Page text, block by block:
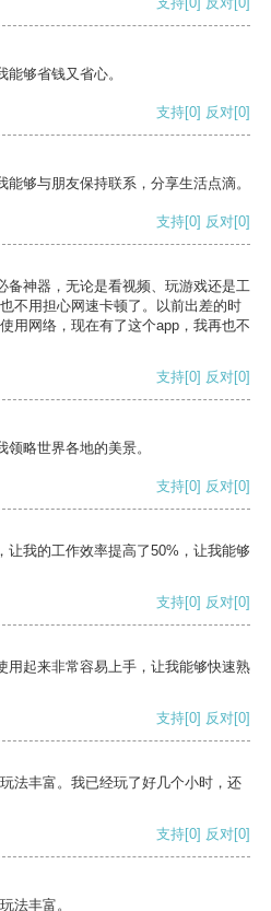
够省钱又省心。
支持[0] 反对[0]
够与朋友保持联系，分享生活点滴。
支持[0] 反对[0]
备神器，无论是看视频、玩游戏还是工
不用担心网速卡顿了。以前出差的时
用网络，现在有了这个app，我再也不
支持[0] 反对[0]
略世界各地的美景。
支持[0] 反对[0]
让我的工作效率提高了50%，让我能够
支持[0] 反对[0]
用起来非常容易上手，让我能够快速熟
支持[0] 反对[0]
法丰富。我已经玩了好几个小时，还
支持[0] 反对[0]
法丰富。